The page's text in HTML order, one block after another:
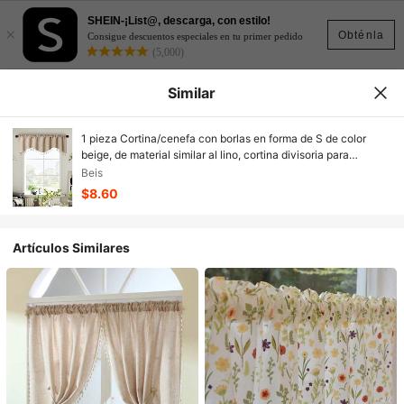
Obténla
×
SHEIN-¡List@, descarga, con estilo!
Consigue descuentos especiales en tu primer pedido
(5,000)
Similar
1 pieza Cortina/cenefa con borlas en forma de S de color
beige, de material similar al lino, cortina divisoria para
decoración de ventanas/puertas, adecuada para fiestas, sala
de estar, dormitorio, decoración de otoño, decoración de la
habitación
Beis
$8.60
Artículos Similares